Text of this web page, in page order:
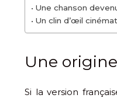
Une chanson
Un clin d’œil
Une
Si la version